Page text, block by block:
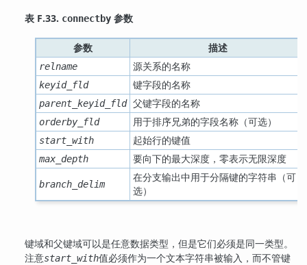
表 F.33. connectby 参数
参数 描述
relname 源关系的名称
keyid_fld 键字段的名称
parent_keyid_fld 父键字段的名称
orderby_fld 用于排序兄弟的字段名称（可选）
start_with 起始行的键值
max_depth 要向下的最大深度，零表示无限深度
branch_delim
在分支输出中用于分隔键的字符串（可
选）
键域和父键域可以是任意数据类型，但是它们必须是同一类型。
注意start_with值必须作为一个文本字符串被输入，而不管键